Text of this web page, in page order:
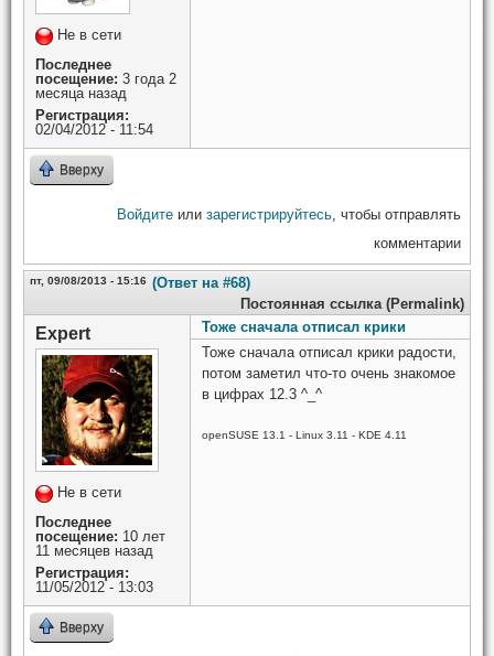
Не в сети
Последнее
посещение: 3 года 2
месяца назад
Регистрация:
02/04/2012 - 11:54
Вверху
Войдите или зарегистрируйтесь, чтобы отправлять
комментарии
пт, 09/08/2013 - 15:16 (Ответ на #68)
Постоянная ссылка (Permalink)
Expert
Не в сети
Последнее
посещение: 10 лет
11 месяцев назад
Регистрация:
11/05/2012 - 13:03
Тоже сначала отписал крики
Тоже сначала отписал крики радости,
потом заметил что-то очень знакомое
в цифрах 12.3 ^_^
openSUSE 13.1 - Linux 3.11 - KDE 4.11
Вверху